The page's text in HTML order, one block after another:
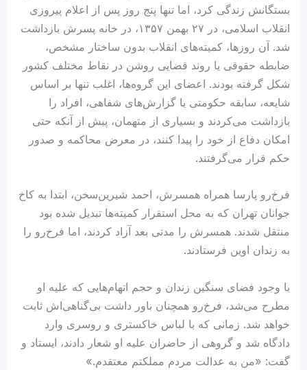
بستگانش زندگی کرد، اما تنها پنج روز پس از اعلام پیروزی
انقلاب اسلامی، در ۲۷ بهمن ۱۳۵۷، در خانه پسرش بازداشت
شد. آن روزها، کمیته‌های انقلاب بدون ساختار مشخص،
ضابطه حقوقی یا روند قضایی روشن در نقاط مختلف کشور
شکل گرفته بودند. اعضای این گروه‌ها، اغلب تنها بر اساس
شایعه، سابقه حکومتی یا گزارش‌های شفاهی، افراد را
بازداشت می‌کردند و بسیاری از متهمان، پیش از آنکه حتی
امکان دفاع از خود را پیدا کنند، در معرض محاکمه و صدور
حکم قرار می‌گرفتند.
فرخ‌رو پارسا همراه همسرش، احمد شیرین‌سخن، ابتدا به کاخ
جوانان تهران که به محل استقرار کمیته‌ها تبدیل شده بود
منتقل شدند. همسرش را مدتی بعد آزاد کردند، اما فرخ‌رو را
به زندان اوین فرستادند.
با وجود فضای سنگین زندان و حجم اتهام‌هایی که علیه او
مطرح می‌شد، فرخ‌رو همچنان باور داشت بی‌گناهی‌اش ثابت
خواهد شد. زمانی که با لباس خاکستری و روسری وارد
دادگاه شد و گروهی از حاضران علیه او شعار دادند، ایستاد و
گفت: «من به عدالت مردم مملکتم معتقدم.»